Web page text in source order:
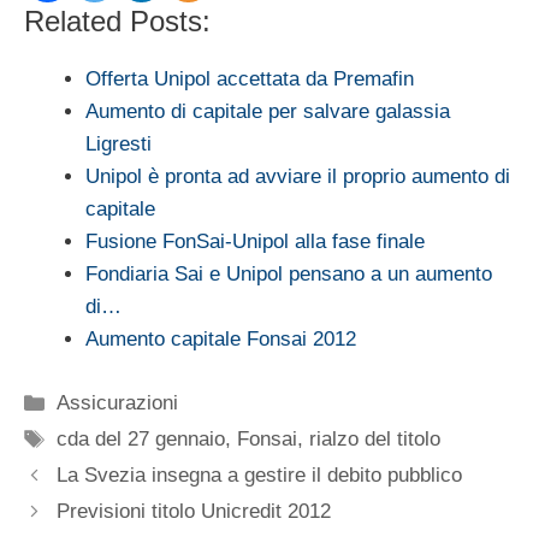
Related Posts:
Offerta Unipol accettata da Premafin
Aumento di capitale per salvare galassia
Ligresti
Unipol è pronta ad avviare il proprio aumento di
capitale
Fusione FonSai-Unipol alla fase finale
Fondiaria Sai e Unipol pensano a un aumento
di…
Aumento capitale Fonsai 2012
Categorie
Assicurazioni
Tag
cda del 27 gennaio, Fonsai, rialzo del titolo
La Svezia insegna a gestire il debito pubblico
Previsioni titolo Unicredit 2012